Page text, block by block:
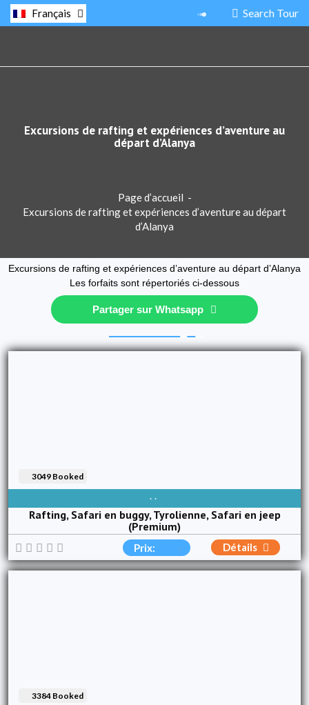
Search Tour
Français
Excursions de rafting et expériences d’aventure au
départ d’Alanya
Page d’accueil -
Excursions de rafting et expériences d’aventure au départ
d’Alanya
Excursions de rafting et expériences d’aventure au départ d’Alanya
Les forfaits sont répertoriés ci-dessous
Partager sur Whatsapp
DISPONIBLE TOUS LES JOURS
Rafting, Safari en buggy, Tyrolienne, Safari en jeep
(Premium)
3049 Booked
Prix: Détails
3384 Booked